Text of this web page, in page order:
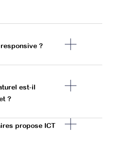
?
est-il
?
propose ICT